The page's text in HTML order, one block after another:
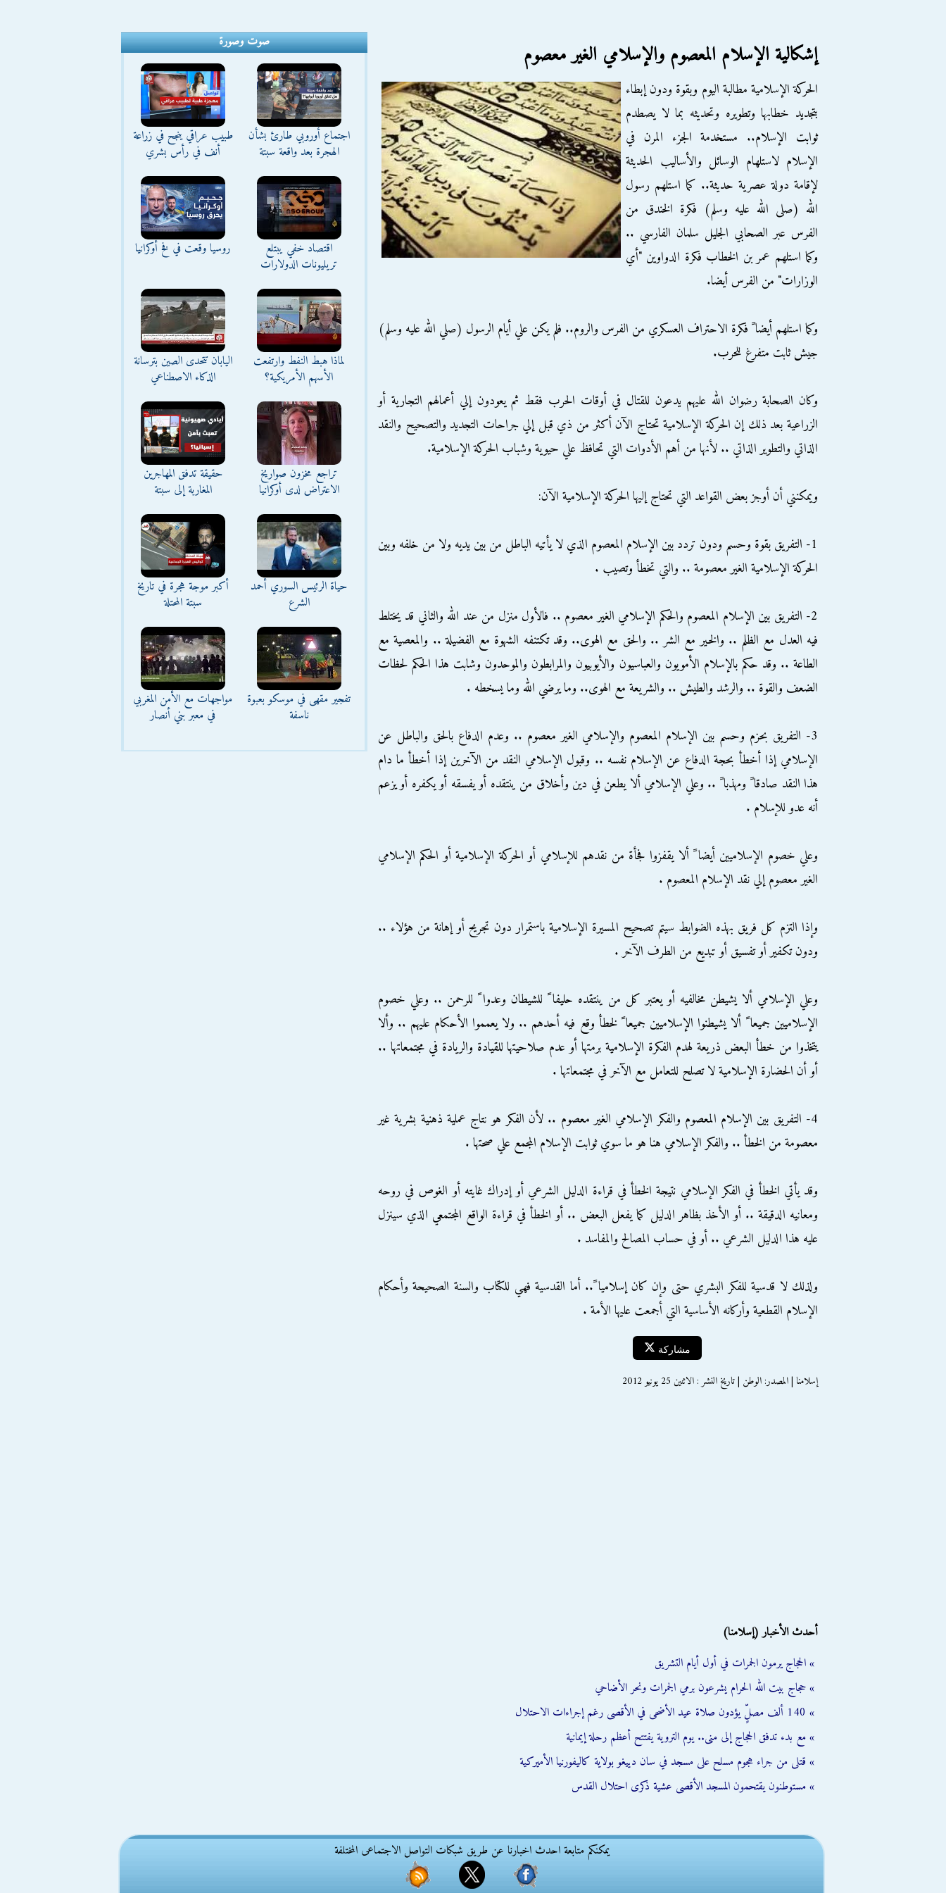
إشكالية الإسلام المعصوم والإسلامي الغير معصوم
الحركة الإسلامية مطالبة اليوم وبقوة ودون إبطاء
بتجديد خطابها وتطويره وتحديثه بما لا يصطدم
ثوابت الإسلام.. مستخدمة الجزء المرن في
الإسلام لاستلهام الوسائل والأساليب الحديثة
لإقامة دولة عصرية حديثة.. كما استلهم رسول
الله (صلى الله عليه وسلم) فكرة الخندق من
الفرس عبر الصحابي الجليل سلمان الفارسي ..
وكما استلهم عمر بن الخطاب فكرة الدواوين "أي
الوزارات" من الفرس أيضا.
وكما استلهم أيضا ً فكرة الاحتراف العسكري من الفرس والروم.. فلم يكن علي أيام الرسول (صلي الله عليه وسلم)
جيش ثابت متفرغ للحرب.
وكان الصحابة رضوان الله عليهم يدعون للقتال في أوقات الحرب فقط ثم يعودون إلي أعمالهم التجارية أو
الزراعية بعد ذلك إن الحركة الإسلامية تحتاج الآن أكثر من ذي قبل إلي جراحات التجديد والتصحيح والنقد
الذاتي والتطوير الذاتي .. لأنها من أهم الأدوات التي تحافظ علي حيوية وشباب الحركة الإسلامية.
ويمكنني أن أوجز بعض القواعد التي تحتاج إليها الحركة الإسلامية الآن:
1- التفريق بقوة وحسم ودون تردد بين الإسلام المعصوم الذي لا يأتيه الباطل من بين يديه ولا من خلفه وبين
الحركة الإسلامية الغير معصومة .. والتي تخطأ وتصيب .
2- التفريق بين الإسلام المعصوم والحكم الإسلامي الغير معصوم .. فالأول منزل من عند الله والثاني قد يختلط
فيه العدل مع الظلم .. والخير مع الشر .. والحق مع الهوى.. وقد تكتنفه الشهوة مع الفضيلة .. والمعصية مع
الطاعة .. وقد حكم بالإسلام الأمويون والعباسيون والأيوبيون والمرابطون والموحدون وشابت هذا الحكم لحظات
الضعف والقوة .. والرشد والطيش .. والشريعة مع الهوى.. وما يرضي الله وما يسخطه .
3- التفريق بحزم وحسم بين الإسلام المعصوم والإسلامي الغير معصوم .. وعدم الدفاع بالحق والباطل عن
الإسلامي إذا أخطأ بحجة الدفاع عن الإسلام نفسه .. وقبول الإسلامي النقد من الآخرين إذا أخطأ ما دام
هذا النقد صادقا ً ومهذبا ً .. وعلي الإسلامي ألا يطعن في دين وأخلاق من ينتقده أو يفسقه أو يكفره أو يزعم
أنه عدو للإسلام .
وعلي خصوم الإسلاميين أيضا ً ألا يقفزوا فجأة من نقدهم للإسلامي أو الحركة الإسلامية أو الحكم الإسلامي
الغير معصوم إلي نقد الإسلام المعصوم .
وإذا التزم كل فريق بهذه الضوابط سيتم تصحيح المسيرة الإسلامية باستمرار دون تجريح أو إهانة من هؤلاء ..
ودون تكفير أو تفسيق أو تبديع من الطرف الآخر .
وعلي الإسلامي ألا يشيطن مخالفيه أو يعتبر كل من ينتقده حليفا ً للشيطان وعدوا ً للرحمن .. وعلي خصوم
الإسلاميين جميعا ً ألا يشيطنوا الإسلاميين جميعا ً لخطأ وقع فيه أحدهم .. ولا يعمموا الأحكام عليهم .. وألا
يتخذوا من خطأ البعض ذريعة لهدم الفكرة الإسلامية برمتها أو عدم صلاحيتها للقيادة والريادة في مجتمعاتها ..
أو أن الحضارة الإسلامية لا تصلح للتعامل مع الآخر في مجتمعاتها .
4- التفريق بين الإسلام المعصوم والفكر الإسلامي الغير معصوم .. لأن الفكر هو نتاج عملية ذهنية بشرية غير
معصومة من الخطأ .. والفكر الإسلامي هنا هو ما سوي ثوابت الإسلام المجمع علي صحتها .
وقد يأتي الخطأ في الفكر الإسلامي نتيجة الخطأ في قراءة الدليل الشرعي أو إدراك غايته أو الغوص في روحه
ومعانيه الدقيقة .. أو الأخذ بظاهر الدليل كما يفعل البعض .. أو الخطأ في قراءة الواقع المجتمعي الذي سينزل
عليه هذا الدليل الشرعي .. أو في حساب المصالح والمفاسد .
ولذلك لا قدسية للفكر البشري حتى وإن كان إسلاميا ً.. أما القدسية فهي للكتاب والسنة الصحيحة وأحكام
الإسلام القطعية وأركانه الأساسية التي أجمعت عليها الأمة .
مشاركة
إسلامنا | المصدر: الوطن | تاريخ النشر : الاثنين 25 يونيو 2012
أحدث الأخبار (إسلامنا)
» الحجاج يرمون الجمرات في أول أيام التشريق
» حجاج بيت الله الحرام يشرعون برمي الجمرات ونحر الأضاحي
» 140 ألف مصلٍّ يؤدون صلاة عيد الأضحى في الأقصى رغم إجراءات الاحتلال
» مع بدء تدفق الحجاج إلى منى.. يوم التروية يفتتح أعظم رحلة إيمانية
» قتلى من جراء هجوم مسلح على مسجد في سان دييغو بولاية كاليفورنيا الأميركية
» مستوطنون يقتحمون المسجد الأقصى عشية ذكرى احتلال القدس
صوت وصورة
اجتماع أوروبي طارئ بشأن
الهجرة بعد واقعة سبتة
طبيب عراقي ينجح في زراعة
أنف في رأس بشري
اقتصاد خفي يبتلع
تريليونات الدولارات
روسيا وقعت في فخ أوكرانيا
لماذا هبط النفط وارتفعت
الأسهم الأمريكية؟
اليابان تتحدى الصين بترسانة
الذكاء الاصطناعي
تراجع مخزون صواريخ
الاعتراض لدى أوكرانيا
حقيقة تدفق المهاجرين
المغاربة إلى سبتة
حياة الرئيس السوري أحمد
الشرع
أكبر موجة هجرة في تاريخ
سبتة المحتلة
تفجير مقهى في موسكو بعبوة
ناسفة
مواجهات مع الأمن المغربي
في معبر بني أنصار
يمكنكم متابعة احدث اخبارنا عن طريق شبكات التواصل الاجتماعى المختلفة